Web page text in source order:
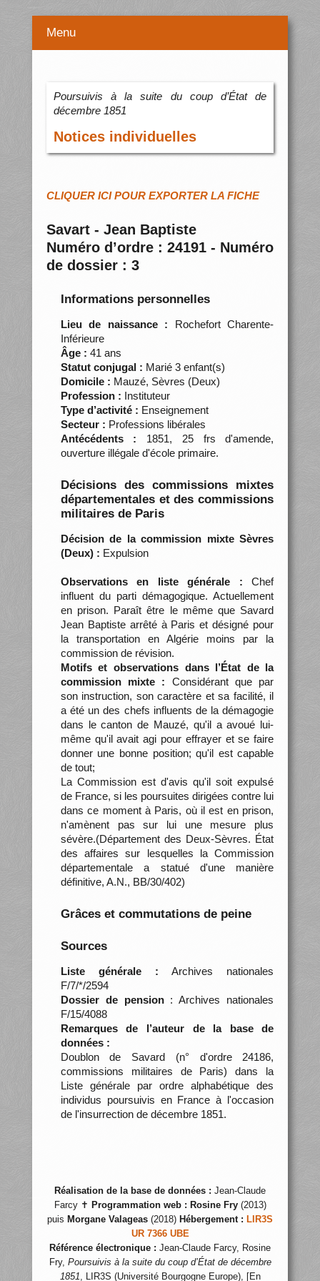
Menu
Poursuivis à la suite du coup d’État de
décembre 1851
Notices individuelles
CLIQUER ICI POUR EXPORTER LA FICHE
Savart - Jean Baptiste
Numéro d’ordre : 24191 - Numéro
de dossier : 3
Informations personnelles
Lieu de naissance : Rochefort Charente-
Inférieure
Âge : 41 ans
Statut conjugal : Marié 3 enfant(s)
Domicile : Mauzé, Sèvres (Deux)
Profession : Instituteur
Type d’activité : Enseignement
Secteur : Professions libérales
Antécédents : 1851, 25 frs d'amende,
ouverture illégale d'école primaire.
Décisions des commissions mixtes
départementales et des commissions
militaires de Paris
Décision de la commission mixte Sèvres
(Deux) : Expulsion
Observations en liste générale : Chef
influent du parti démagogique. Actuellement
en prison. Paraît être le même que Savard
Jean Baptiste arrêté à Paris et désigné pour
la transportation en Algérie moins par la
commission de révision.
Motifs et observations dans l’État de la
commission mixte : Considérant que par
son instruction, son caractère et sa facilité, il
a été un des chefs influents de la démagogie
dans le canton de Mauzé, qu'il a avoué lui-
même qu'il avait agi pour effrayer et se faire
donner une bonne position; qu'il est capable
de tout;
La Commission est d'avis qu'il soit expulsé
de France, si les poursuites dirigées contre lui
dans ce moment à Paris, où il est en prison,
n'amènent pas sur lui une mesure plus
sévère.(Département des Deux-Sèvres. État
des affaires sur lesquelles la Commission
départementale a statué d'une manière
définitive, A.N., BB/30/402)
Grâces et commutations de peine
Sources
Liste générale : Archives nationales
F/7/*/2594
Dossier de pension: Archives nationales
F/15/4088
Remarques de l’auteur de la base de
données :
Doublon de Savard (n° d'ordre 24186,
commissions militaires de Paris) dans la
Liste générale par ordre alphabétique des
individus poursuivis en France à l'occasion
de l'insurrection de décembre 1851.
Réalisation de la base de données : Jean-Claude
Farcy ✝ Programmation web : Rosine Fry(2013)
puis Morgane Valageas (2018) Hébergement : LIR3S
UR 7366 UBE
Référence électronique : Jean-Claude Farcy, Rosine
Fry, Poursuivis à la suite du coup d’État de décembre
1851, LIR3S (Université Bourgogne Europe), [En